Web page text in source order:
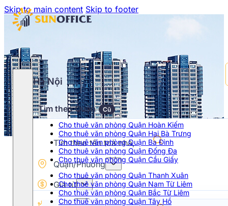
Skip to main content Skip to footer
Hà Nội
Tìm theo Quận Cũ
Cho thuê văn phòng Quận Hoàn Kiếm
Cho thuê văn phòng Quận Hai Bà Trưng
Cho thuê văn phòng Quận Ba Đình
Cho thuê văn phòng Quận Đống Đa
Cho thuê văn phòng Quận Cầu Giấy
Cho thuê văn phòng Quận Thanh Xuân
Cho thuê văn phòng Quận Nam Từ Liêm
Cho thuê văn phòng Quận Bắc Từ Liêm
Cho thuê văn phòng Quận Tây Hồ
Quận/Phường
Giá từ